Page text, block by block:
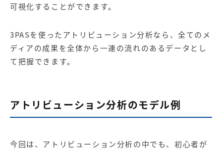
可視化することができます。
3PASを使ったアトリビューション分析なら、全てのメ
ディアの成果を全体から一連の流れのあるデータとし
て把握できます。
アトリビューション分析のモデル例
今回は、アトリビューション分析の中でも、初心者が